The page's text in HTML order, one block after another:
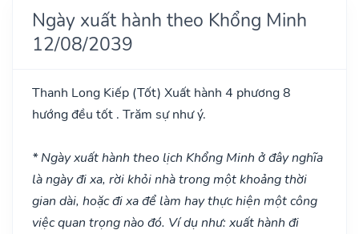
Ngày xuất hành theo Khổng Minh
12/08/2039
Thanh Long Kiếp (Tốt) Xuất hành 4 phương 8
hướng đều tốt . Trăm sự như ý.
* Ngày xuất hành theo lịch Khổng Minh ở đây nghĩa
là ngày đi xa, rời khỏi nhà trong một khoảng thời
gian dài, hoặc đi xa để làm hay thực hiện một công
việc quan trọng nào đó. Ví dụ như: xuất hành đi